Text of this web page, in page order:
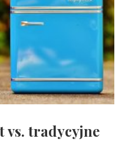
vs. tradycyjne